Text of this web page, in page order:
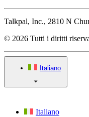
Talkpal, Inc., 2810 N
© 2026 Tutti i diritti
Italiano
Italiano